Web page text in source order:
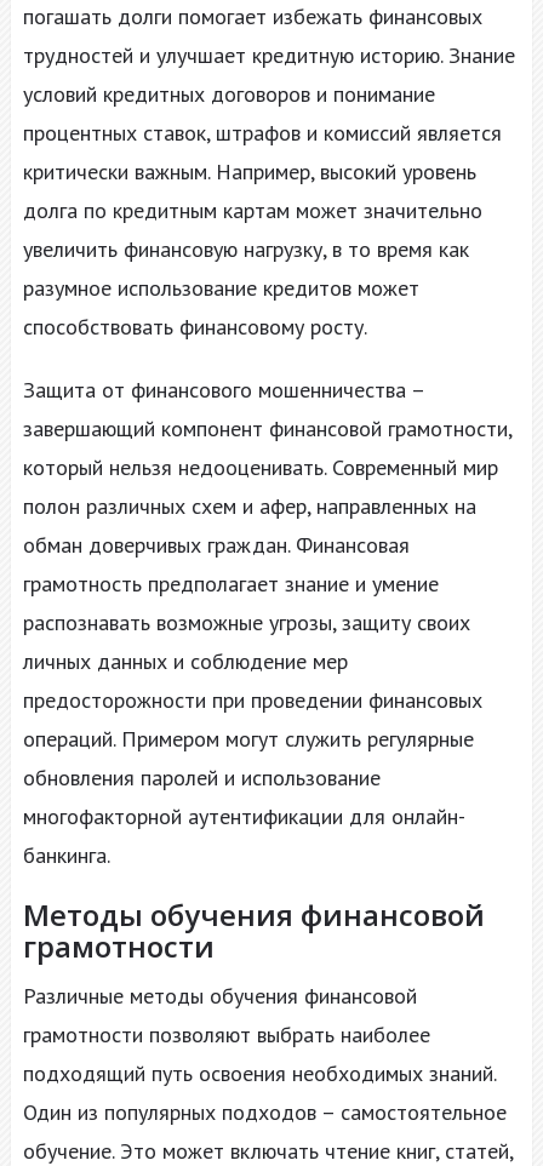
погашать долги помогает избежать финансовых
трудностей и улучшает кредитную историю. Знание
условий кредитных договоров и понимание
процентных ставок, штрафов и комиссий является
критически важным. Например, высокий уровень
долга по кредитным картам может значительно
увеличить финансовую нагрузку, в то время как
разумное использование кредитов может
способствовать финансовому росту.
Защита от финансового мошенничества –
завершающий компонент финансовой грамотности,
который нельзя недооценивать. Современный мир
полон различных схем и афер, направленных на
обман доверчивых граждан. Финансовая
грамотность предполагает знание и умение
распознавать возможные угрозы, защиту своих
личных данных и соблюдение мер
предосторожности при проведении финансовых
операций. Примером могут служить регулярные
обновления паролей и использование
многофакторной аутентификации для онлайн-
банкинга.
Методы обучения финансовой
грамотности
Различные методы обучения финансовой
грамотности позволяют выбрать наиболее
подходящий путь освоения необходимых знаний.
Один из популярных подходов – самостоятельное
обучение. Это может включать чтение книг, статей,